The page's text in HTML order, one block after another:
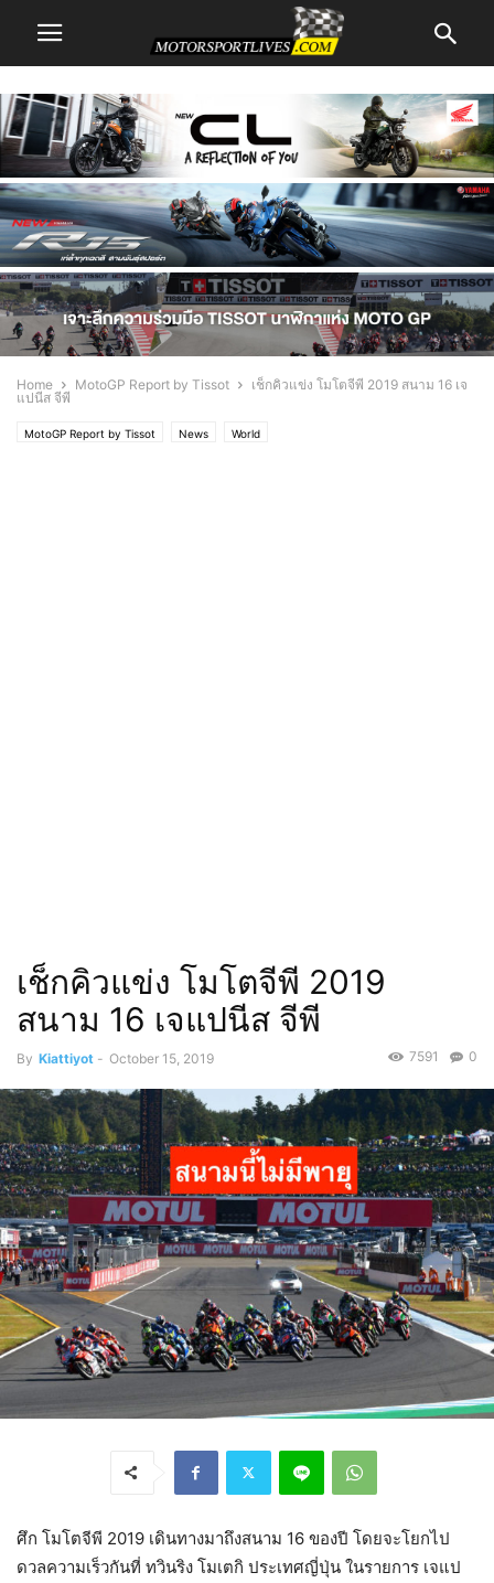
Home MotoGP Report by Tissot
เช็กคิวแข่ง โมโตจีพี 2019 สนาม 16 เจ
แปนีส จีพี
MotoGP Report by Tissot News World
เช็กคิวแข่ง โมโตจีพี 2019
สนาม 16 เจแปนีส จีพี
By Kiattiyot - October 15, 2019 0
7591
ศึก โมโตจีพี 2019 เดินทางมาถึงสนาม 16 ของปี โดยจะโยกไป
ดวลความเร็วกันที่ ทวินริง โมเตกิ ประเทศญี่ปุ่น ในรายการ เจแป